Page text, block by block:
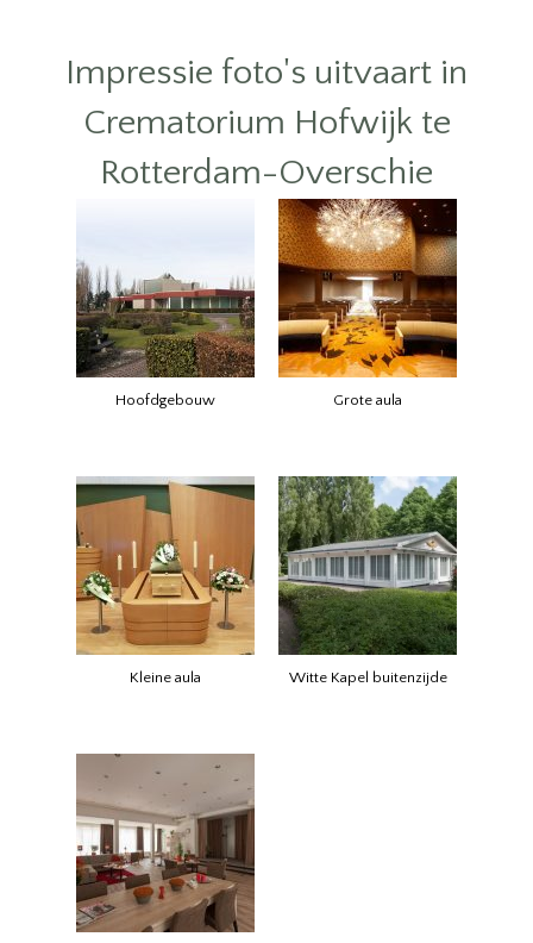
Impressie foto's uitvaart in
Crematorium Hofwijk te
Rotterdam-Overschie
Hoofdgebouw Grote aula
Kleine aula Witte Kapel buitenzijde